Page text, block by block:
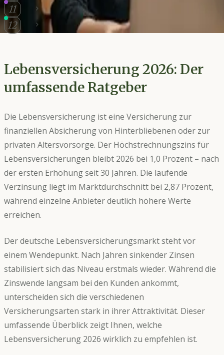
11 Checkliste
12 Vergleich Lebensversicherung
Lebensversicherung 2026: Der
umfassende Ratgeber
Die Lebensversicherung ist eine Versicherung zur
finanziellen Absicherung von Hinterbliebenen oder zur
privaten Altersvorsorge. Der Höchstrechnungszins für
Lebensversicherungen bleibt 2026 bei 1,0 Prozent – nach
der ersten Erhöhung seit 30 Jahren. Die laufende
Verzinsung liegt im Marktdurchschnitt bei 2,87 Prozent,
während einzelne Anbieter deutlich höhere Werte
erreichen.
Der deutsche Lebensversicherungsmarkt steht vor
einem Wendepunkt. Nach Jahren sinkender Zinsen
stabilisiert sich das Niveau erstmals wieder. Während die
Zinswende langsam bei den Kunden ankommt,
unterscheiden sich die verschiedenen
Versicherungsarten stark in ihrer Attraktivität. Dieser
umfassende Überblick zeigt Ihnen, welche
Lebensversicherung 2026 wirklich zu empfehlen ist.